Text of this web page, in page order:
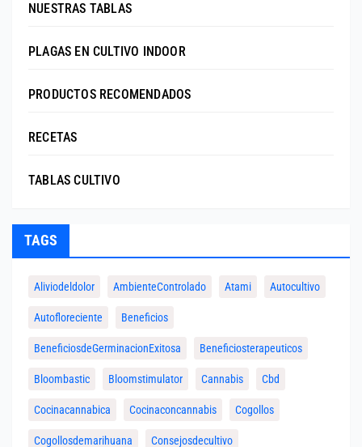
NUESTRAS TABLAS
PLAGAS EN CULTIVO INDOOR
PRODUCTOS RECOMENDADOS
RECETAS
TABLAS CULTIVO
TAGS
Aliviodeldolor AmbienteControlado Atami Autocultivo
Autofloreciente Beneficios
BeneficiosdeGerminacionExitosa Beneficiosterapeuticos
Bloombastic Bloomstimulator Cannabis Cbd
Cocinacannabica Cocinaconcannabis Cogollos
Cogollosdemarihuana Consejosdecultivo